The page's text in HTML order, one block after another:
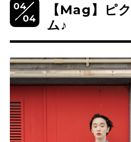
04
04
【Mag】ピ
ム♪